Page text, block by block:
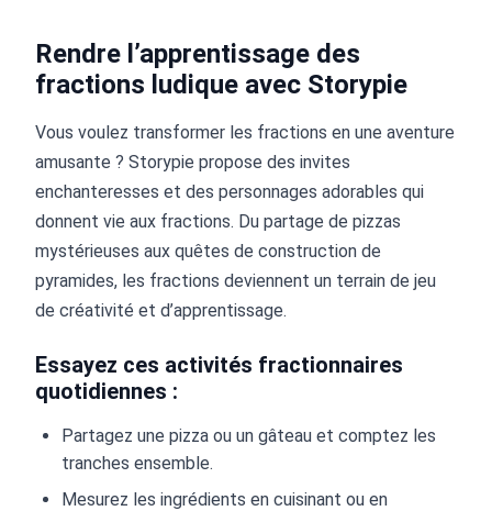
Rendre l’apprentissage des
fractions ludique avec Storypie
Vous voulez transformer les fractions en une aventure
amusante ? Storypie propose des invites
enchanteresses et des personnages adorables qui
donnent vie aux fractions. Du partage de pizzas
mystérieuses aux quêtes de construction de
pyramides, les fractions deviennent un terrain de jeu
de créativité et d’apprentissage.
Essayez ces activités fractionnaires
quotidiennes :
Partagez une pizza ou un gâteau et comptez les
tranches ensemble.
Mesurez les ingrédients en cuisinant ou en